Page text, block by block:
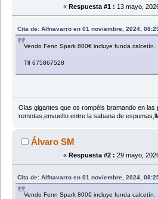
« Respuesta #1 : 13 mayo,
Cita de: Alfnavarro en 01 noviembre, 2024,
Vendo Fenn Spark 800€ incluye funda calcetín.
Tlf 675867528
Olas gigantes que os rompéis bramando en las
remotas,envuelto entre la sabana de
Álvaro SM
« Respuesta #2 : 29 mayo,
Cita de: Alfnavarro en 01 noviembre, 2024,
Vendo Fenn Spark 800€ incluye funda calcetín.